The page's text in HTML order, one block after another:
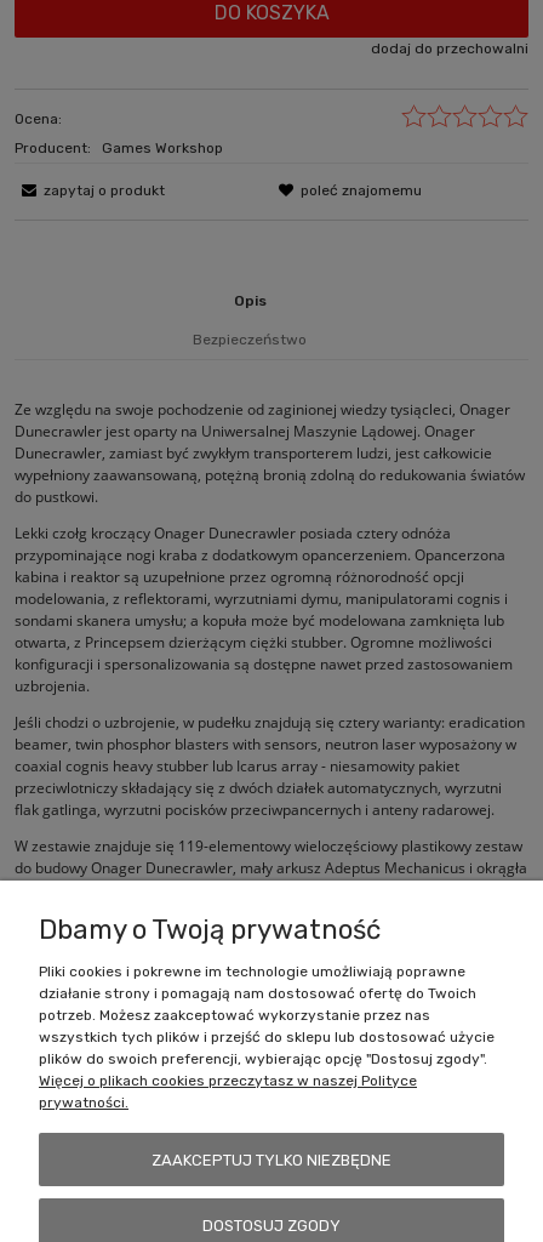
DO KOSZYKA
dodaj do przechowalni
Ocena:
Producent:
Games Workshop
zapytaj o produkt poleć znajomemu
Opis
Bezpieczeństwo
Ze względu na swoje pochodzenie od zaginionej wiedzy tysiącleci, Onager
Dunecrawler jest oparty na Uniwersalnej Maszynie Lądowej. Onager
Dunecrawler, zamiast być zwykłym transporterem ludzi, jest całkowicie
wypełniony zaawansowaną, potężną bronią zdolną do redukowania światów
do pustkowi.
Lekki czołg kroczący Onager Dunecrawler posiada cztery odnóża
przypominające nogi kraba z dodatkowym opancerzeniem. Opancerzona
kabina i reaktor są uzupełnione przez ogromną różnorodność opcji
modelowania, z reflektorami, wyrzutniami dymu, manipulatorami cognis i
sondami skanera umysłu; a kopuła może być modelowana zamknięta lub
otwarta, z Princepsem dzierżącym ciężki stubber. Ogromne możliwości
konfiguracji i spersonalizowania są dostępne nawet przed zastosowaniem
uzbrojenia.
Jeśli chodzi o uzbrojenie, w pudełku znajdują się cztery warianty: eradication
beamer, twin phosphor blasters with sensors, neutron laser wyposażony w
coaxial cognis heavy stubber lub Icarus array - niesamowity pakiet
przeciwlotniczy składający się z dwóch działek automatycznych, wyrzutni
flak gatlinga, wyrzutni pocisków przeciwpancernych i anteny radarowej.
W zestawie znajduje się 119-elementowy wieloczęściowy plastikowy zestaw
do budowy Onager Dunecrawler, mały arkusz Adeptus Mechanicus i okrągła
Zakupy
Pomoc
Dbamy o Twoją prywatność
Pliki cookies i pokrewne im technologie umożliwiają poprawne
działanie strony i pomagają nam dostosować ofertę do Twoich
potrzeb. Możesz zaakceptować wykorzystanie przez nas
wszystkich tych plików i przejść do sklepu lub dostosować użycie
plików do swoich preferencji, wybierając opcję "Dostosuj zgody".
Więcej o plikach cookies przeczytasz w naszej Polityce
prywatności.
ZAAKCEPTUJ TYLKO NIEZBĘDNE
DOSTOSUJ ZGODY